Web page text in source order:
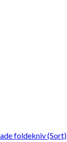
foldekniv (Sort)